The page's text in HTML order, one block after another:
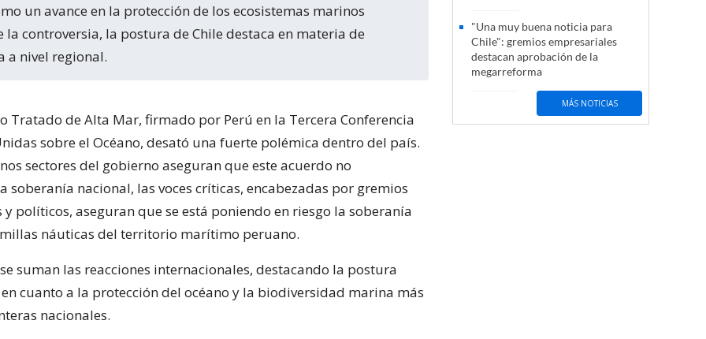
un avance en la protección de los ecosistemas marinos
la controversia, la postura de Chile destaca en materia de
a nivel regional.
Tratado de Alta Mar, firmado por Perú en la Tercera Conferencia
sobre el Océano, desató una fuerte polémica dentro del país.
sectores del gobierno aseguran que este acuerdo no
soberanía nacional, las voces críticas, encabezadas por gremios
políticos, aseguran que se está poniendo en riesgo la soberanía
náuticas del territorio marítimo peruano.
suman las reacciones internacionales, destacando la postura
cuanto a la protección del océano y la biodiversidad marina más
nacionales.
"Una muy buena noticia para
Chile": gremios empresariales
destacan aprobación de la
megarreforma
MÁS NOTICIAS